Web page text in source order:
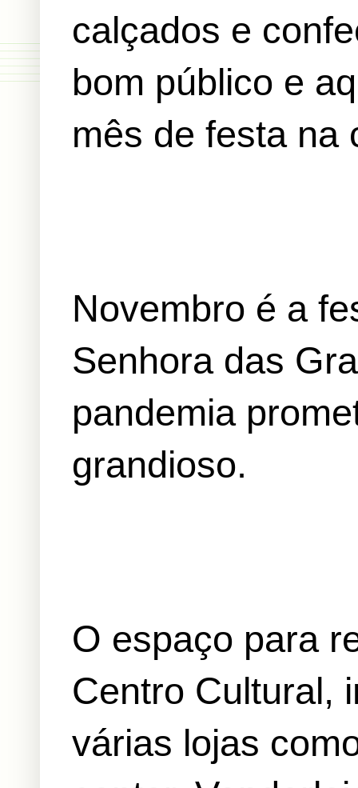
calçados e
bom público e
mês de festa na
Novembro é a
Senhora das
pandemia
grandioso.
O espaço para
Centro Cultural,
várias lojas